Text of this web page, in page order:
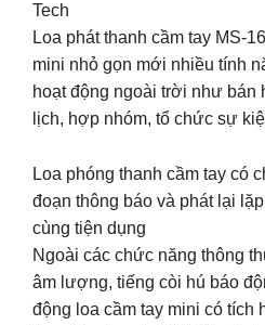
Tech
Loa phát thanh cầm tay MS-
mini nhỏ gọn mới nhiều tính
hoạt động ngoài trời như bán
lịch, hợp nhóm, tổ chức sự
Loa phóng thanh cầm tay có
đoạn thông báo và phát lại
cùng tiện dụng
Ngoài các chức năng thông
âm lượng, tiếng còi hú báo
động loa cầm tay mini có tích